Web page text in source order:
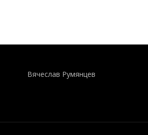
Вячеслав Румянцев